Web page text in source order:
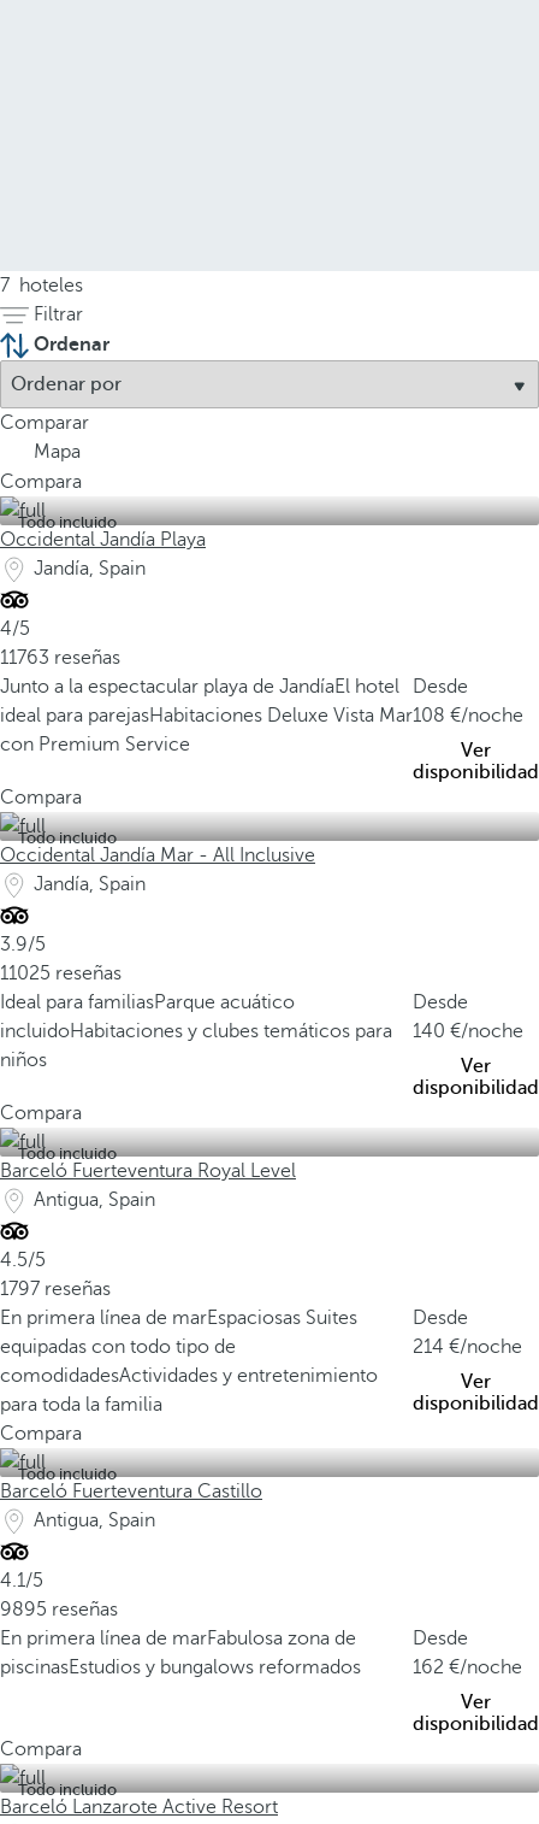
7 hoteles
Filtrar
Ordenar
Comparar
Mapa
Compara
Todo incluido
Occidental Jandía Playa
Jandía, Spain
4/5
11763 reseñas
Junto a la espectacular playa de JandíaEl hotel
ideal para parejasHabitaciones Deluxe Vista Mar
con Premium Service
Desde
108
/noche
Ver
disponibilidad
Compara
Todo incluido
Occidental Jandía Mar - All Inclusive
Jandía, Spain
3.9/5
11025 reseñas
Ideal para familiasParque acuático
incluidoHabitaciones y clubes temáticos para
niños
Desde
140
/noche
Ver
disponibilidad
Compara
Todo incluido
Barceló Fuerteventura Royal Level
Antigua, Spain
4.5/5
1797 reseñas
En primera línea de marEspaciosas Suites
equipadas con todo tipo de
comodidadesActividades y entretenimiento
para toda la familia
Desde
214
/noche
Ver
disponibilidad
Compara
Todo incluido
Barceló Fuerteventura Castillo
Antigua, Spain
4.1/5
9895 reseñas
En primera línea de marFabulosa zona de
piscinasEstudios y bungalows reformados
Desde
162
/noche
Ver
disponibilidad
Compara
Todo incluido
Barceló Lanzarote Active Resort